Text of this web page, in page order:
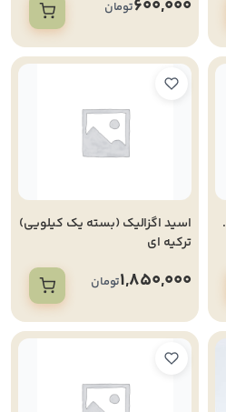
600,000تومان
اسید اگزالیک (بسته یک کیلویی)
ترکیه ای
1,850,000تومان